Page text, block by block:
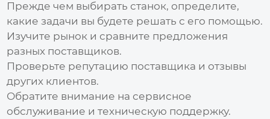
Прежде чем выбирать станок, определите,
какие задачи вы будете решать с его помощью.
Изучите рынок и сравните предложения
разных поставщиков.
Проверьте репутацию поставщика и отзывы
других клиентов.
Обратите внимание на сервисное
обслуживание и техническую поддержку.